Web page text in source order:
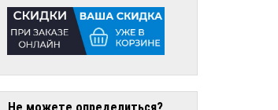
Не можете определиться?